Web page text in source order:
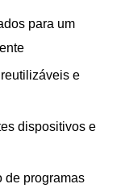
para um
e
dispositivos e
de programas